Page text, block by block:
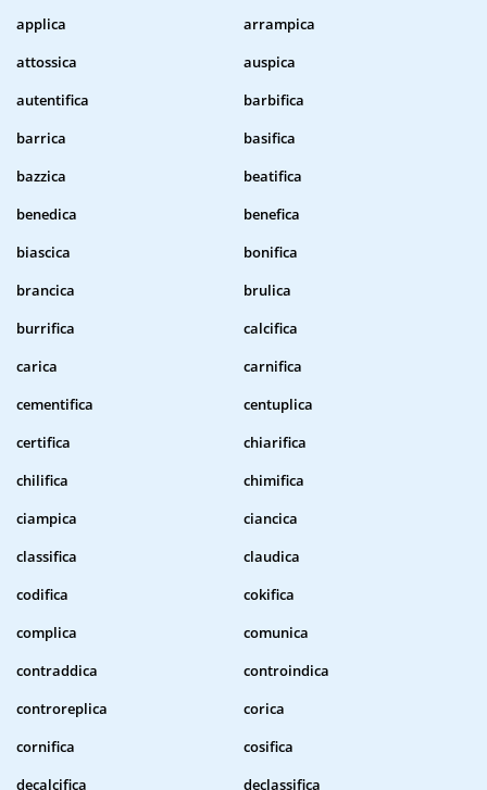
applica
arrampica
attossica
auspica
autentifica
barbifica
barrica
basifica
bazzica
beatifica
benedica
benefica
biascica
bonifica
brancica
brulica
burrifica
calcifica
carica
carnifica
cementifica
centuplica
certifica
chiarifica
chilifica
chimifica
ciampica
ciancica
classifica
claudica
codifica
cokifica
complica
comunica
contraddica
controindica
controreplica
corica
cornifica
cosifica
decalcifica
declassifica